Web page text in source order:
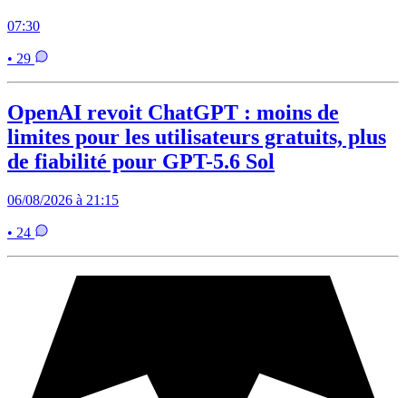
07:30
• 29
OpenAI revoit ChatGPT : moins de
limites pour les utilisateurs gratuits, plus
de fiabilité pour GPT-5.6 Sol
06/08/2026 à 21:15
• 24